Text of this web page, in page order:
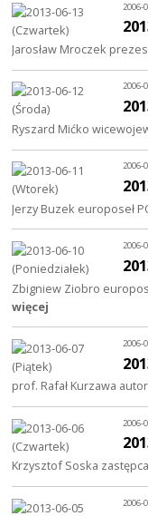
2006-
Jarosław Mroczek
2006-
Ryszard Mićko
2006-
Jerzy Buzek europoseł
2006-
Zbigniew Ziobro
więcej
2006-
prof. Rafał Kurzawa
2006-
Krzysztof Soska
2006-